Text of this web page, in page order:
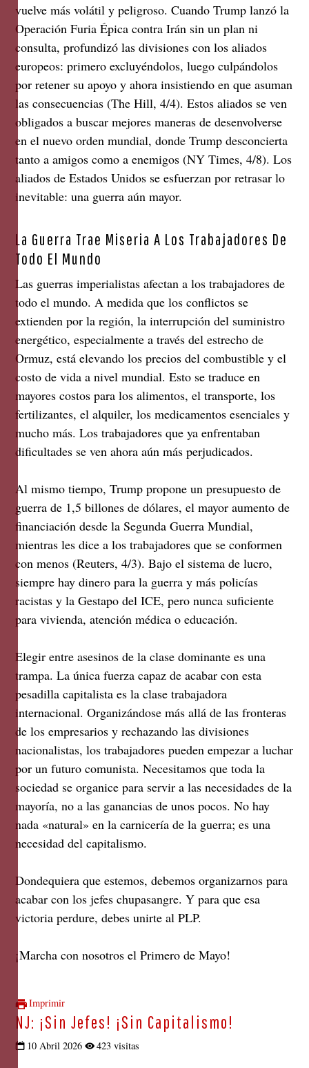
vuelve más volátil y peligroso. Cuando Trump lanzó la
Operación Furia Épica contra Irán sin un plan ni
consulta, profundizó las divisiones con los aliados
europeos: primero excluyéndolos, luego culpándolos
por retener su apoyo y ahora insistiendo en que asuman
las consecuencias (The Hill, 4/4). Estos aliados se ven
obligados a buscar mejores maneras de desenvolverse
en el nuevo orden mundial, donde Trump desconcierta
tanto a amigos como a enemigos (NY Times, 4/8). Los
aliados de Estados Unidos se esfuerzan por retrasar lo
inevitable: una guerra aún mayor.
La Guerra Trae Miseria A Los Trabajadores De
Todo El Mundo
Las guerras imperialistas afectan a los trabajadores de
todo el mundo. A medida que los conflictos se
extienden por la región, la interrupción del suministro
energético, especialmente a través del estrecho de
Ormuz, está elevando los precios del combustible y el
costo de vida a nivel mundial. Esto se traduce en
mayores costos para los alimentos, el transporte, los
fertilizantes, el alquiler, los medicamentos esenciales y
mucho más. Los trabajadores que ya enfrentaban
dificultades se ven ahora aún más perjudicados.
Al mismo tiempo, Trump propone un presupuesto de
guerra de 1,5 billones de dólares, el mayor aumento de
financiación desde la Segunda Guerra Mundial,
mientras les dice a los trabajadores que se conformen
con menos (Reuters, 4/3). Bajo el sistema de lucro,
siempre hay dinero para la guerra y más policías
racistas y la Gestapo del ICE, pero nunca suficiente
para vivienda, atención médica o educación.
Elegir entre asesinos de la clase dominante es una
trampa. La única fuerza capaz de acabar con esta
pesadilla capitalista es la clase trabajadora
internacional. Organizándose más allá de las fronteras
de los empresarios y rechazando las divisiones
nacionalistas, los trabajadores pueden empezar a luchar
por un futuro comunista. Necesitamos que toda la
sociedad se organice para servir a las necesidades de la
mayoría, no a las ganancias de unos pocos. No hay
nada «natural» en la carnicería de la guerra; es una
necesidad del capitalismo.
Dondequiera que estemos, debemos organizarnos para
acabar con los jefes chupasangre. Y para que esa
victoria perdure, debes unirte al PLP.
¡Marcha con nosotros el Primero de Mayo!
Imprimir
NJ: ¡Sin Jefes! ¡Sin Capitalismo!
10 Abril 2026 423 visitas